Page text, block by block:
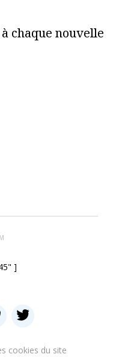
chaque nouvelle
]
cookies du site